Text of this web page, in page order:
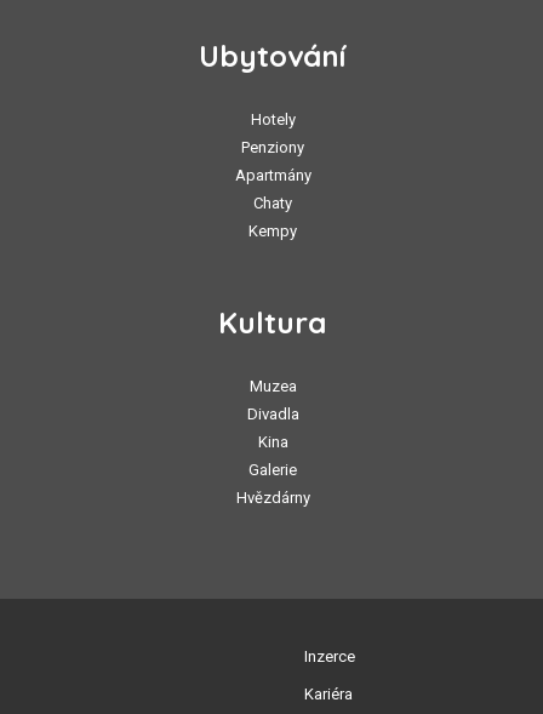
Ubytování
Hotely
Penziony
Apartmány
Chaty
Kempy
Kultura
Muzea
Divadla
Kina
Galerie
Hvězdárny
Inzerce
Kariéra